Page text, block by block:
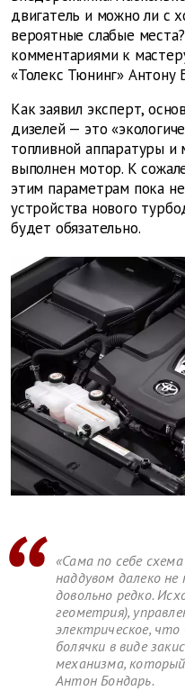
двигатель и можно ли с
вероятные слабые
комментариями к
«Толекс Тюнинг» Антону
Как заявил эксперт,
дизелей — это
топливной аппаратуры и
выполнен мотор. К
этим параметрам пока
устройства нового
будет обязательно.
«Сама по себе
наддувом далеко не
довольно редко.
геометрия),
электрическое,
болячки в виде
механизма,
Антон Бондарь.